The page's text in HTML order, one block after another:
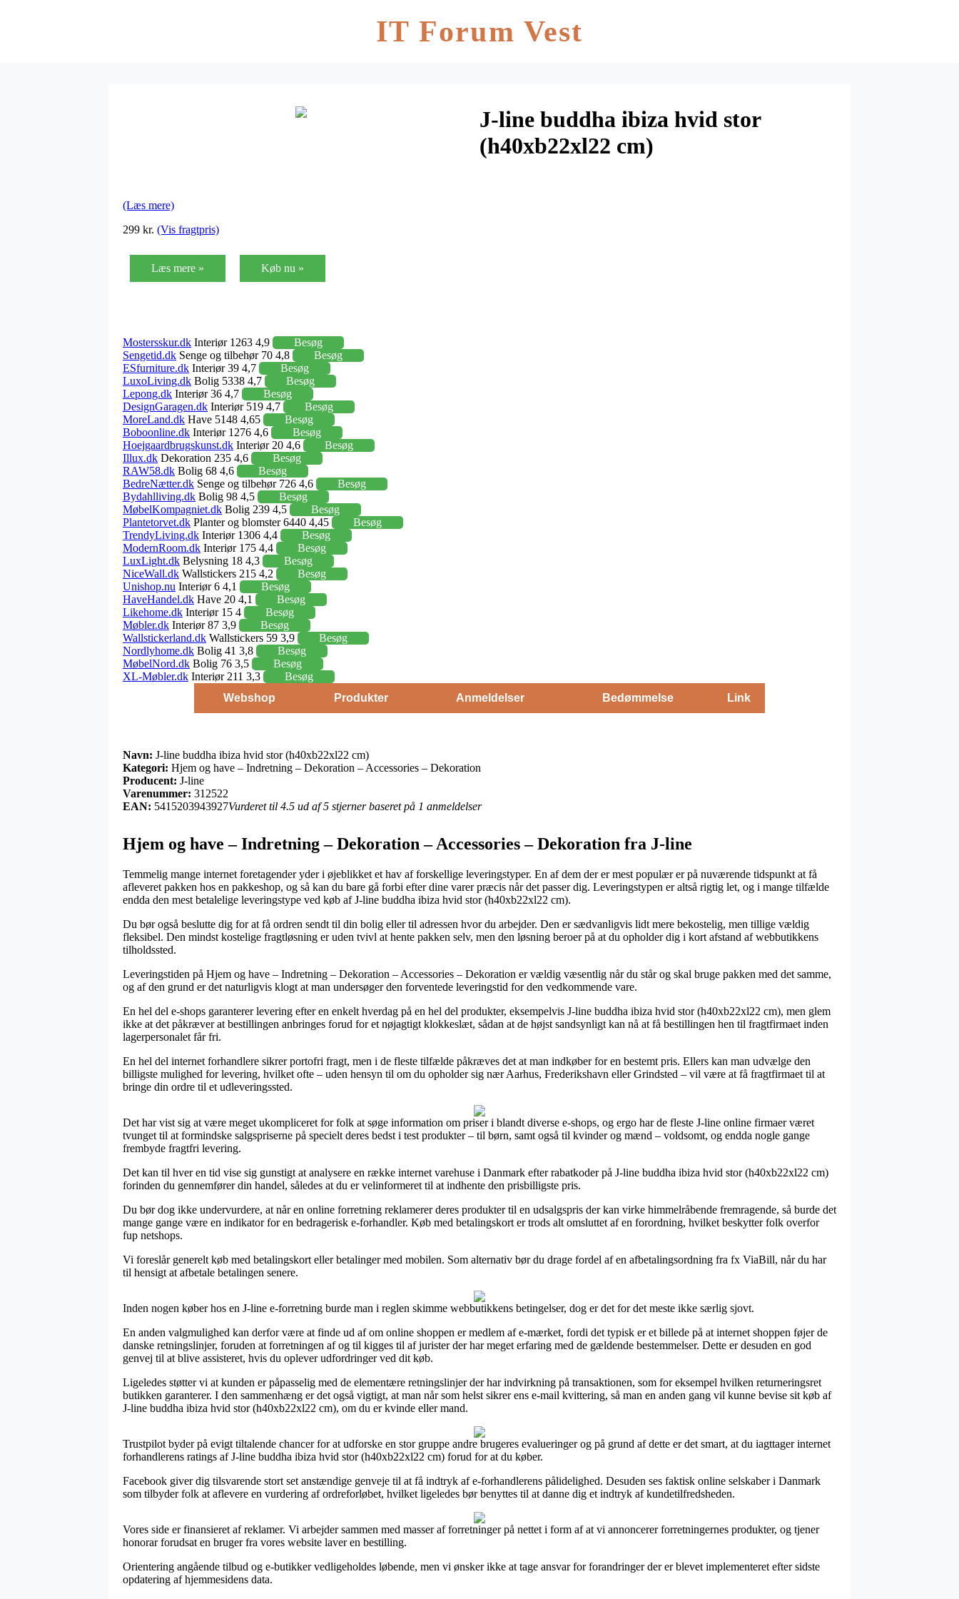
IT Forum Vest
J-line buddha ibiza hvid stor
(h40xb22xl22 cm)
(Læs mere)
299 kr. (Vis fragtpris)
Læs mere » Køb nu »
Mostersskur.dk Interiør 1263 4,9
Besøg
Sengetid.dk Senge og tilbehør 70 4,8
Besøg
ESfurniture.dk Interiør 39 4,7
Besøg
LuxoLiving.dk Bolig 5338 4,7
Besøg
Lepong.dk Interiør 36 4,7
Besøg
DesignGaragen.dk Interiør 519 4,7
Besøg
MoreLand.dk Have 5148 4,65
Besøg
Boboonline.dk Interiør 1276 4,6
Besøg
Hoejgaardbrugskunst.dk Interiør 20 4,6
Besøg
Illux.dk Dekoration 235 4,6
Besøg
RAW58.dk Bolig 68 4,6
Besøg
BedreNætter.dk Senge og tilbehør 726 4,6
Besøg
Bydahlliving.dk Bolig 98 4,5
Besøg
MøbelKompagniet.dk Bolig 239 4,5
Besøg
Plantetorvet.dk Planter og blomster 6440 4,45
Besøg
TrendyLiving.dk Interiør 1306 4,4
Besøg
ModernRoom.dk Interiør 175 4,4
Besøg
LuxLight.dk Belysning 18 4,3
Besøg
NiceWall.dk Wallstickers 215 4,2
Besøg
Unishop.nu Interiør 6 4,1
Besøg
HaveHandel.dk Have 20 4,1
Besøg
Likehome.dk Interiør 15 4
Besøg
Møbler.dk Interiør 87 3,9
Besøg
Wallstickerland.dk Wallstickers 59 3,9
Besøg
Nordlyhome.dk Bolig 41 3,8
Besøg
MøbelNord.dk Bolig 76 3,5
Besøg
XL-Møbler.dk Interiør 211 3,3
Besøg
Webshop
Produkter Anmeldelser Bedømmelse Link
Navn: J-line buddha ibiza hvid stor (h40xb22xl22 cm)
Kategori: Hjem og have – Indretning – Dekoration – Accessories – Dekoration
Producent: J-line
Varenummer: 312522
EAN: 5415203943927Vurderet til 4.5 ud af 5 stjerner baseret på 1 anmeldelser
Hjem og have – Indretning – Dekoration – Accessories – Dekoration fra J-line
Temmelig mange internet foretagender yder i øjeblikket et hav af forskellige leveringstyper. En af dem der er mest populær er på nuværende tidspunkt at få
afleveret pakken hos en pakkeshop, og så kan du bare gå forbi efter dine varer præcis når det passer dig. Leveringstypen er altså rigtig let, og i mange tilfælde
endda den mest betalelige leveringstype ved køb af J-line buddha ibiza hvid stor (h40xb22xl22 cm).
Du bør også beslutte dig for at få ordren sendt til din bolig eller til adressen hvor du arbejder. Den er sædvanligvis lidt mere bekostelig, men tillige vældig
fleksibel. Den mindst kostelige fragtløsning er uden tvivl at hente pakken selv, men den løsning beroer på at du opholder dig i kort afstand af webbutikkens
tilholdssted.
Leveringstiden på Hjem og have – Indretning – Dekoration – Accessories – Dekoration er vældig væsentlig når du står og skal bruge pakken med det samme,
og af den grund er det naturligvis klogt at man undersøger den forventede leveringstid for den vedkommende vare.
En hel del e-shops garanterer levering efter en enkelt hverdag på en hel del produkter, eksempelvis J-line buddha ibiza hvid stor (h40xb22xl22 cm), men glem
ikke at det påkræver at bestillingen anbringes forud for et nøjagtigt klokkeslæt, sådan at de højst sandsynligt kan nå at få bestillingen hen til fragtfirmaet inden
lagerpersonalet får fri.
En hel del internet forhandlere sikrer portofri fragt, men i de fleste tilfælde påkræves det at man indkøber for en bestemt pris. Ellers kan man udvælge den
billigste mulighed for levering, hvilket ofte – uden hensyn til om du opholder sig nær Aarhus, Frederikshavn eller Grindsted – vil være at få fragtfirmaet til at
bringe din ordre til et udleveringssted.
Det har vist sig at være meget ukompliceret for folk at søge information om priser i blandt diverse e-shops, og ergo har de fleste J-line online firmaer været
tvunget til at formindske salgspriserne på specielt deres bedst i test produkter – til børn, samt også til kvinder og mænd – voldsomt, og endda nogle gange
frembyde fragtfri levering.
Det kan til hver en tid vise sig gunstigt at analysere en række internet varehuse i Danmark efter rabatkoder på J-line buddha ibiza hvid stor (h40xb22xl22 cm)
forinden du gennemfører din handel, således at du er velinformeret til at indhente den prisbilligste pris.
Du bør dog ikke undervurdere, at når en online forretning reklamerer deres produkter til en udsalgspris der kan virke himmelråbende fremragende, så burde det
mange gange være en indikator for en bedragerisk e-forhandler. Køb med betalingskort er trods alt omsluttet af en forordning, hvilket beskytter folk overfor
fup netshops.
Vi foreslår generelt køb med betalingskort eller betalinger med mobilen. Som alternativ bør du drage fordel af en afbetalingsordning fra fx ViaBill, når du har
til hensigt at afbetale betalingen senere.
Inden nogen køber hos en J-line e-forretning burde man i reglen skimme webbutikkens betingelser, dog er det for det meste ikke særlig sjovt.
En anden valgmulighed kan derfor være at finde ud af om online shoppen er medlem af e-mærket, fordi det typisk er et billede på at internet shoppen føjer de
danske retningslinjer, foruden at forretningen af og til kigges til af jurister der har meget erfaring med de gældende bestemmelser. Dette er desuden en god
genvej til at blive assisteret, hvis du oplever udfordringer ved dit køb.
Ligeledes støtter vi at kunden er påpasselig med de elementære retningslinjer der har indvirkning på transaktionen, som for eksempel hvilken returneringsret
butikken garanterer. I den sammenhæng er det også vigtigt, at man når som helst sikrer ens e-mail kvittering, så man en anden gang vil kunne bevise sit køb af
J-line buddha ibiza hvid stor (h40xb22xl22 cm), om du er kvinde eller mand.
Trustpilot byder på evigt tiltalende chancer for at udforske en stor gruppe andre brugeres evalueringer og på grund af dette er det smart, at du iagttager internet
forhandlerens ratings af J-line buddha ibiza hvid stor (h40xb22xl22 cm) forud for at du køber.
Facebook giver dig tilsvarende stort set anstændige genveje til at få indtryk af e-forhandlerens pålidelighed. Desuden ses faktisk online selskaber i Danmark
som tilbyder folk at aflevere en vurdering af ordreforløbet, hvilket ligeledes bør benyttes til at danne dig et indtryk af kundetilfredsheden.
Vores side er finansieret af reklamer. Vi arbejder sammen med masser af forretninger på nettet i form af at vi annoncerer forretningernes produkter, og tjener
honorar forudsat en bruger fra vores website laver en bestilling.
Orientering angående tilbud og e-butikker vedligeholdes løbende, men vi ønsker ikke at tage ansvar for forandringer der er blevet implementeret efter sidste
opdatering af hjemmesidens data.